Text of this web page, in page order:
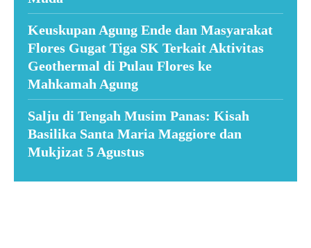
Keuskupan Agung Ende dan Masyarakat
Flores Gugat Tiga SK Terkait Aktivitas
Geothermal di Pulau Flores ke
Mahkamah Agung
Salju di Tengah Musim Panas: Kisah
Basilika Santa Maria Maggiore dan
Mukjizat 5 Agustus